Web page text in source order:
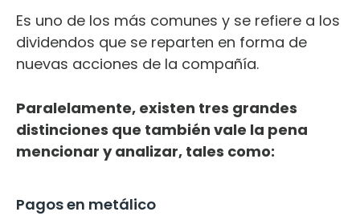
Es uno de los más comunes y se refiere a los
dividendos que se reparten en forma de
nuevas acciones de la compañía.
Paralelamente, existen tres grandes
distinciones que también vale la pena
mencionar y analizar, tales como:
Pagos en metálico